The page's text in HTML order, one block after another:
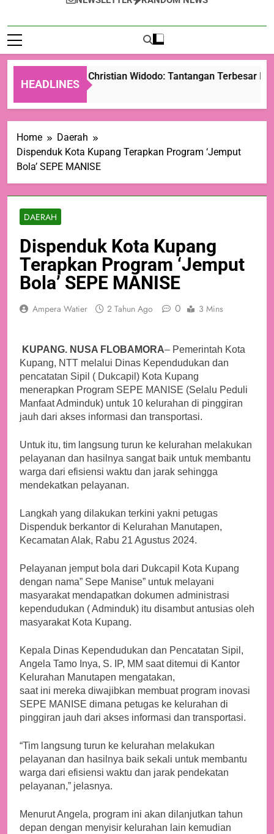
HEADLINES
Kota Kupang Christian Widodo: Tantangan Terbesar
Jam Ago
Home
Daerah
Dispenduk Kota Kupang Terapkan Program ‘Jemput
Bola’ SEPE MANISE
DAERAH
Dispenduk Kota Kupang
Terapkan Program ‘Jemput
Bola’ SEPE MANISE
Ampera Watier 2 Tahun Ago 0 3 Mins
KUPANG. NUSA FLOBAMORA– Pemerintah Kota
Kupang, NTT melalui Dinas Kependudukan dan
pencatatan Sipil ( Dukcapil) Kota Kupang
menerapkan Program SEPE MANISE (Selalu Peduli
Manfaat Adminduk) untuk 10 kelurahan di pinggiran
jauh dari akses informasi dan transportasi.
Untuk itu, tim langsung turun ke kelurahan melakukan
pelayanan dan hasilnya sangat baik untuk membantu
warga dari efisiensi waktu dan jarak sehingga
mendekatkan pelayanan.
Langkah yang dilakukan terkini yakni petugas
Dispenduk berkantor di Kelurahan Manutapen,
Kecamatan Alak, Rabu 21 Agustus 2024.
Pelayanan jemput bola dari Dukcapil Kota Kupang
dengan nama” Sepe Manise” untuk melayani
masyarakat mendapatkan dokumen administrasi
kependudukan ( Adminduk) itu disambut antusias oleh
masyarakat Kota Kupang.
Kepala Dinas Kependudukan dan Pencatatan Sipil,
Angela Tamo Inya, S. IP, MM saat ditemui di Kantor
Kelurahan Manutapen mengatakan,
saat ini mereka diwajibkan membuat program inovasi
SEPE MANISE dimana petugas ke kelurahan di
pinggiran jauh dari akses informasi dan transportasi.
“Tim langsung turun ke kelurahan melakukan
pelayanan dan hasilnya baik sekali untuk membantu
warga dari efisiensi waktu dan jarak pendekatan
pelayanan,” jelasnya.
Menurut Angela, program ini akan dilanjutkan tahun
depan dengan menyisir kelurahan lain kemudian